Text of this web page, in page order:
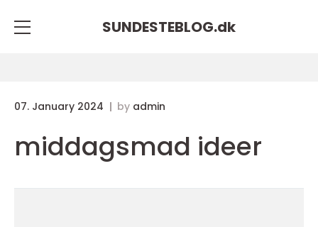
SUNDESTEBLOG.dk
07. January 2024 by admin
middagsmad ideer